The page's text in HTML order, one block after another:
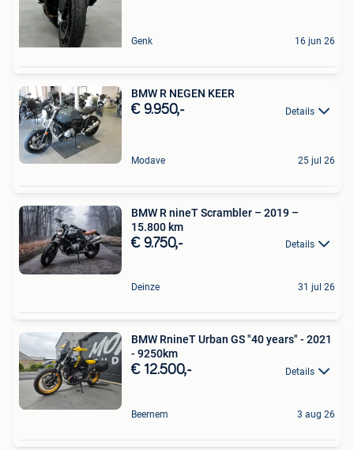
Genk 16 jun 26
BMW R NEGEN KEER
€ 9.950,- Details
Modave 25 jul 26
BMW R nineT Scrambler – 2019 –
15.800 km
€ 9.750,- Details
Deinze 31 jul 26
BMW RnineT Urban GS "40 years" - 2021
- 9250km
€ 12.500,- Details
Beernem 3 aug 26